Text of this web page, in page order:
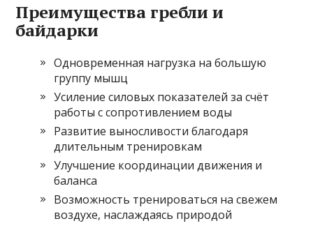
Преимущества гребли и
байдарки
Одновременная нагрузка на большую
группу мышц
Усиление силовых показателей за счёт
работы с сопротивлением воды
Развитие выносливости благодаря
длительным тренировкам
Улучшение координации движения и
баланса
Возможность тренироваться на свежем
воздухе, наслаждаясь природой